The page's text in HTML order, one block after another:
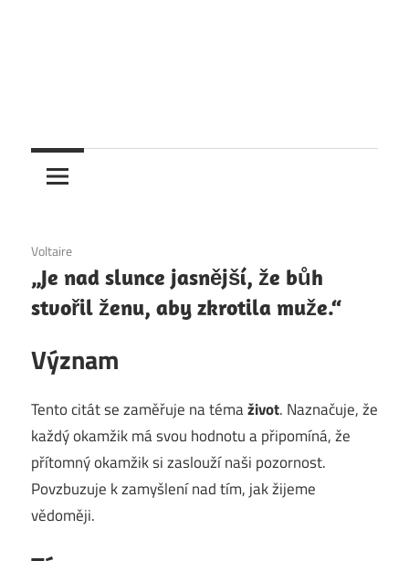
6. 12. 2020
Voltaire
„Je nad slunce jasnější, že bůh
stvořil ženu, aby zkrotila muže.“
Význam
Tento citát se zaměřuje na témaživot. Naznačuje, že
každý okamžik má svou hodnotu a připomíná, že
přítomný okamžik si zaslouží naši pozornost.
Povzbuzuje k zamyšlení nad tím, jak žijeme
vědoměji.